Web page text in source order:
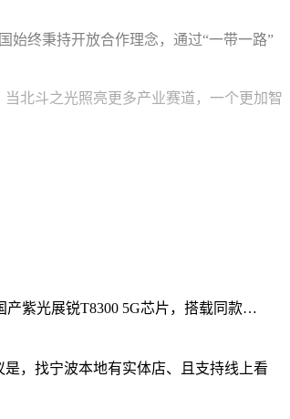
始终秉持开放合作理念，通过“一带一路”
北斗之光照亮更多产业赛道，一个更加智
产紫光展锐T8300 5G芯片，搭载同款…
，找宁波本地有实体店、且支持线上看